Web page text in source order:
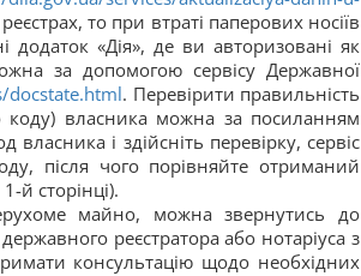
то при втраті паперових носіїв
«Дія», де ви авторизовані як
за допомогою сервісу Державної
docstate.html. Перевірити правильність
коду) власника можна за посиланням
і здійсніть перевірку, сервіс
після чого порівняйте отриманий
й сторінці).
майно, можна звернутись до
реєстратора або нотаріуса з
консультацію щодо необхідних